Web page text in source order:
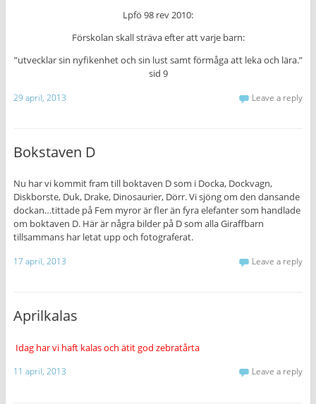
Lpfö 98 rev 2010:
Förskolan skall sträva efter att varje barn:
”utvecklar sin nyfikenhet och sin lust samt förmåga att leka och lära.”
sid 9
29 april, 2013 Leave a reply
Bokstaven D
Nu har vi kommit fram till boktaven D som i Docka, Dockvagn,
Diskborste, Duk, Drake, Dinosaurier, Dörr. Vi sjöng om den dansande
dockan…tittade på Fem myror är fler än fyra elefanter som handlade
om boktaven D. Här är några bilder på D som alla Giraffbarn
tillsammans har letat upp och fotograferat.
17 april, 2013 Leave a reply
Aprilkalas
Idag har vi haft kalas och ätit god zebratårta
11 april, 2013 Leave a reply